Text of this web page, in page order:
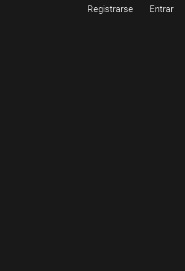
Registrarse Entrar